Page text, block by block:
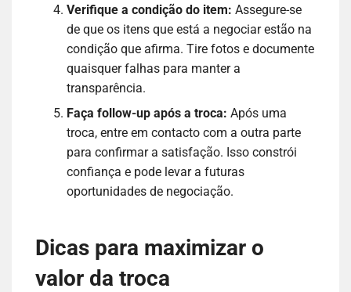
Verifique a condição do item: Assegure-se
de que os itens que está a negociar estão na
condição que afirma. Tire fotos e documente
quaisquer falhas para manter a
transparência.
Faça follow-up após a troca: Após uma
troca, entre em contacto com a outra parte
para confirmar a satisfação. Isso constrói
confiança e pode levar a futuras
oportunidades de negociação.
Dicas para maximizar o
valor da troca